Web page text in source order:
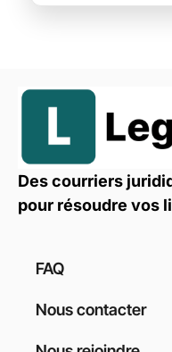
Des courriers
pour résoudre vos
FAQ
Nous contacter